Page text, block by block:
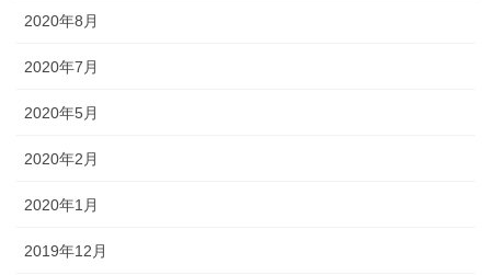
2020年8月
2020年7月
2020年5月
2020年2月
2020年1月
2019年12月